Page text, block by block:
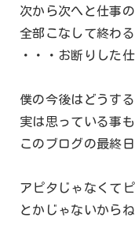
次から次へと仕事
全部こなして終わる
・・・お断りした
僕の今後はどうす
実は思っている事も
このブログの最終
アピタじゃなくて
とかじゃないからね